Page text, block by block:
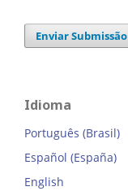
Enviar Submissão
Idioma
Português (Brasil)
Español (España)
English